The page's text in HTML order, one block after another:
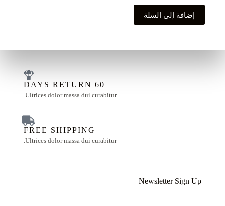
إضافة إلى السلة
60 DAYS RETURN
Ultrices dolor massa dui curabitur.
FREE SHIPPING
Ultrices dolor massa dui curabitur.
Newsletter Sign Up